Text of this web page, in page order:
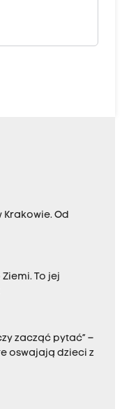
Krakowie. Od
To jej
zacząć pytać” –
oswajają dzieci z